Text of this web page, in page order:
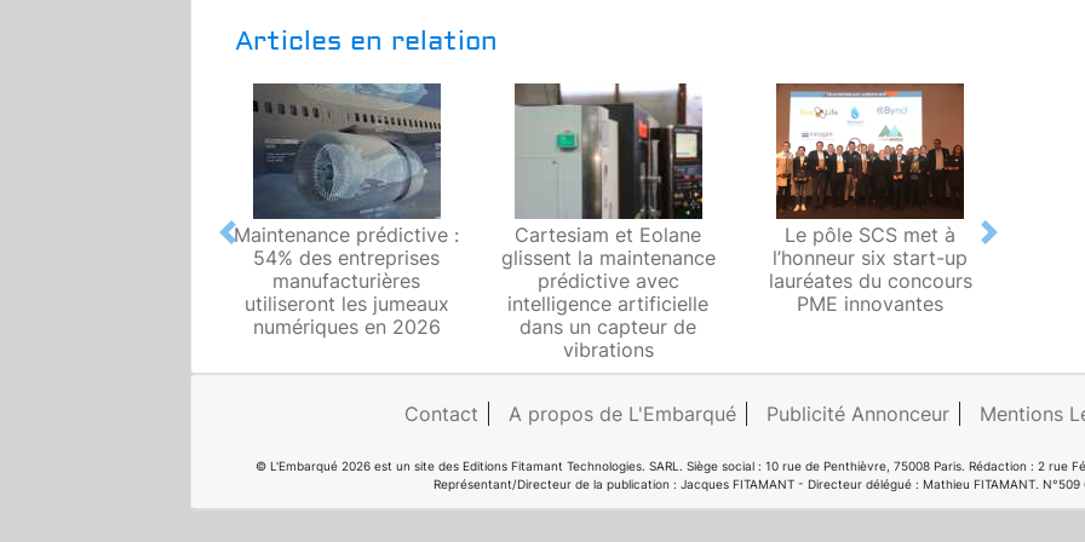
Articles en relation
Maintenance prédictive :
54% des entreprises
manufacturières
utiliseront les jumeaux
numériques en 2026
Cartesiam et Eolane
glissent la maintenance
prédictive avec
intelligence artificielle
dans un capteur de
vibrations
Le pôle SCS met à
l’honneur six start-up
lauréates du concours
PME innovantes
Previous Next
Contact A propos de L'Embarqué Publicité Annonceur Mentions
© L'Embarqué 2026 est un site des Editions Fitamant Technologies. SARL. Siège social : 10 rue de Penthièvre, 75008 Paris. Rédaction : 2 rue
Représentant/Directeur de la publication : Jacques FITAMANT - Directeur délégué : Mathieu FITAMANT. N°509